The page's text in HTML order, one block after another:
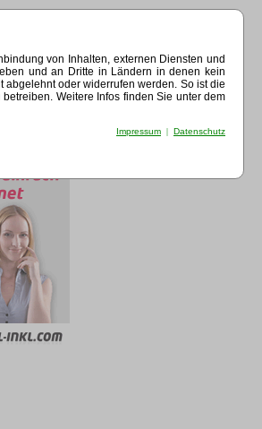
von Inhalten, externen Diensten und
und an Dritte in Ländern in denen kein
oder widerrufen werden. So ist die
Weitere Infos finden Sie unter dem
Impressum | Datenschutz